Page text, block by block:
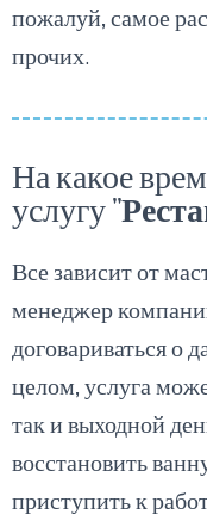
пожалуй, самое
прочих.
На какое
услугу "
Все зависит от
менеджер
договариваться о
целом, услуга
так и выходной
восстановить
приступить к